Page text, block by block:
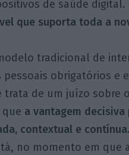
de saúde digital.
que suporta toda a
tradicional de
obrigatórios e
trata de um juízo sobre
a vantagem
contextual e contínua
no momento em que